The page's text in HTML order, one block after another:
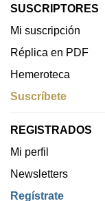
SUSCRIPTORES
Mi suscripción
Réplica en PDF
Hemeroteca
Suscríbete
REGISTRADOS
Mi perfil
Newsletters
Regístrate